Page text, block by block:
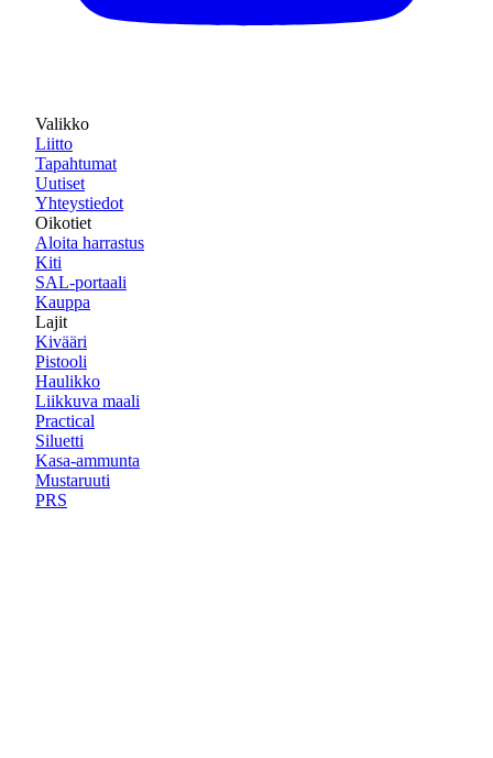
Valikko
Liitto
Tapahtumat
Uutiset
Yhteystiedot
Oikotiet
Aloita harrastus
Kiti
SAL-portaali
Kauppa
Lajit
Kivääri
Pistooli
Haulikko
Liikkuva maali
Practical
Siluetti
Kasa-ammunta
Mustaruuti
PRS